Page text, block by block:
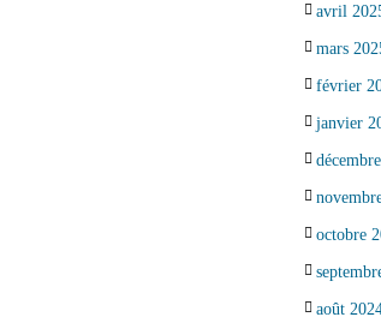
avril
mars
février
janvier
octobre
août